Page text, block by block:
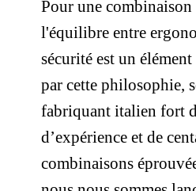
Pour une combinaison
l'équilibre entre
sécurité est un élément
par cette philosophie,
fabriquant italien fort
d’expérience et de
combinaisons